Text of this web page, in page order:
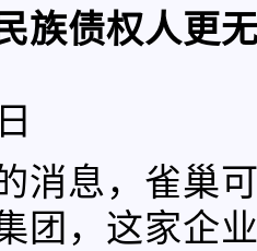
族债权人更
消息，雀巢
团，这家企